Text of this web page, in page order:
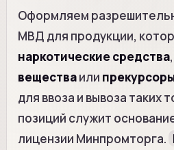
Оформляем
МВД для продукции,
наркотические средства,
веществаили
для ввоза и вывоза таких
позиций служит
лицензии Минпромторга.